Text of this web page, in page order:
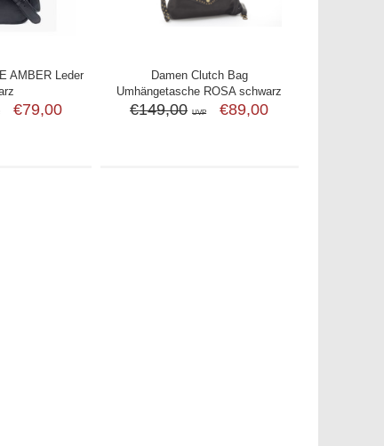
AMBER Leder
€79,00
Damen Clutch Bag
Umhängetasche ROSA schwarz
€149,00 UVP €89,00